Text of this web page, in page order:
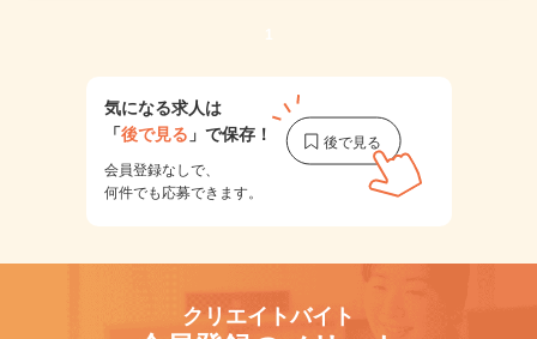
1
気になる求人は
「後で見る 」で保存！
会員登録なしで、
何件でも応募できます。
クリエイトバイト